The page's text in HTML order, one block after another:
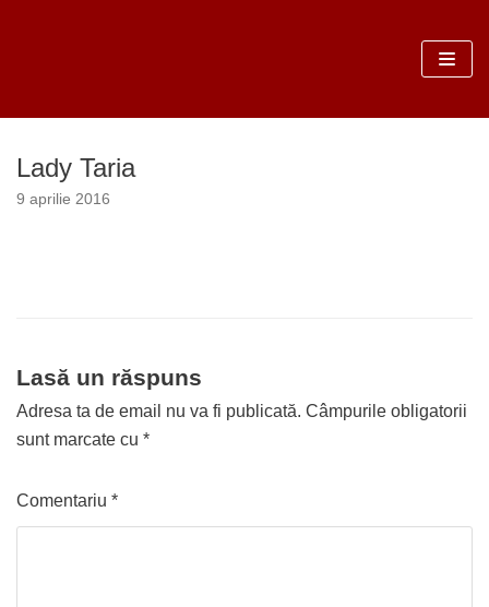
conținut
Lady Taria
9 aprilie 2016
Lasă un răspuns
Adresa ta de email nu va fi publicată. Câmpurile obligatorii
sunt marcate cu *
Comentariu *